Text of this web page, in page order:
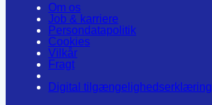
Om os
Job & karriere
Persondatapolitik
Cookies
Vilkår
Fragt
Digital tilgængelighedserklæring